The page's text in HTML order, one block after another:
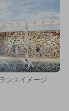
ンスイメージ